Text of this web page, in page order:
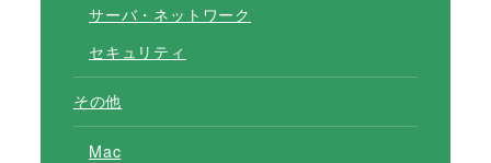
サーバ・ネットワーク
セキュリティ
その他
Mac